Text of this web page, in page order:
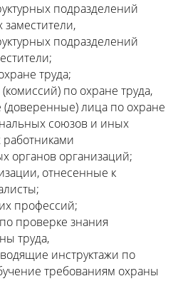
подразделений
подразделений
труда;
по охране труда,
лица по охране
союзов и иных
органов организаций;
отнесенные к
профессий;
проверке знания
труда,
инструктажи по
требованиям охраны